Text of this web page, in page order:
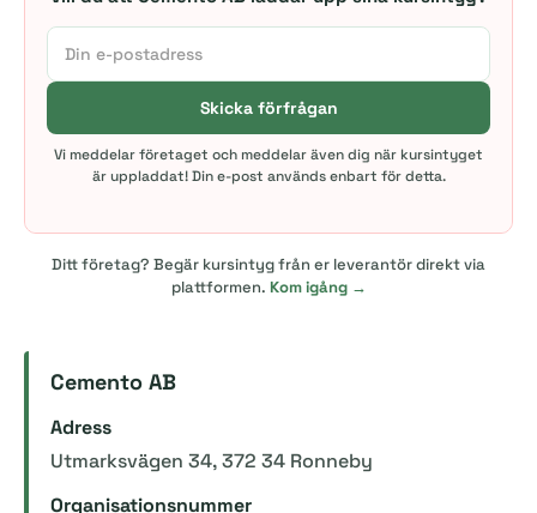
Skicka förfrågan
Vi meddelar företaget och meddelar även dig när kursintyget
är uppladdat! Din e-post används enbart för detta.
Ditt företag? Begär kursintyg från er leverantör direkt via
plattformen. Kom igång →
Cemento AB
Adress
Utmarksvägen 34, 372 34 Ronneby
Organisationsnummer